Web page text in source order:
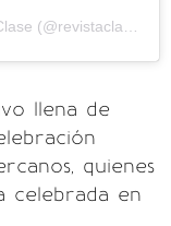
Una publicación compartida por Revista Clase (@revistaclase)
llena de
quienes
celebrada en